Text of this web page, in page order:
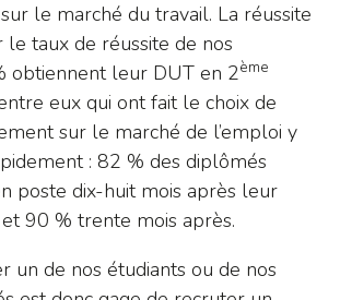
le marché du travail. La réussite
le taux de réussite de nos
obtiennent leur DUT en 2ème
eux qui ont fait le choix de
sur le marché de l’emploi y
: 82 % des diplômés
poste dix-huit mois après leur
et 90 % trente mois après.
un de nos étudiants ou de nos